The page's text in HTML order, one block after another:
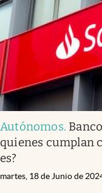
Autónomos.
quienes cumplan
es?
martes, 18 de Junio de